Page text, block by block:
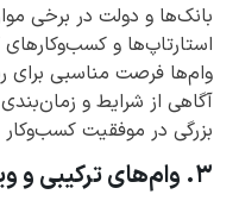
بانک‌ها و دولت در برخی
استارتاپ‌ها و
وام‌ها فرصت مناسبی برای
آگاهی از شرایط و
بزرگی در موفقیت کسب‌وکار
۳. وام‌های ترکیبی و ویژه کلینیک کسب‌وکار